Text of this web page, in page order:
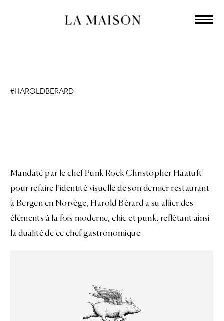
#HAROLDBERARD
Mandaté par le chef Punk Rock Christopher Haatuft
pour refaire l’identité visuelle de son dernier restaurant
à Bergen en Norvège, Harold Bérard a su allier des
éléments à la fois moderne, chic et punk, reflétant ainsi
la dualité de ce chef gastronomique.